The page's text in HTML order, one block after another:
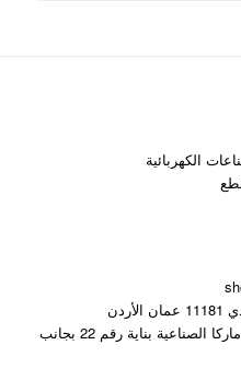
الكهربائية
العنوان: شارع عتبة السلمي منطقة ماركا الصناعية بناية رقم 22 بجانب